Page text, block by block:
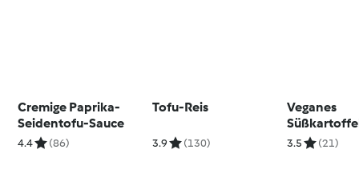
Cremige Paprika-
Seidentofu-Sauce
4.4 (86)
Tofu-Reis
3.9 (130)
Veganes
Thai
3.5 (21)